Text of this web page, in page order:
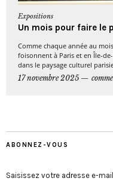
Expositions
Un mois pour faire le
Comme chaque année au
foisonnent à Paris et en Île-
dans le paysage culturel
17 novembre 2025
ABONNEZ-VOUS
Saisissez votre adresse e-